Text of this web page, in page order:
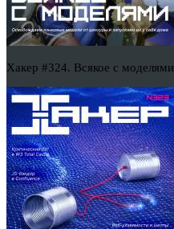
Хакер #324. Всякое с моделями